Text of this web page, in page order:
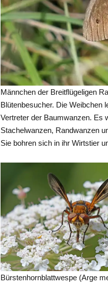
Männchen der Breitflügeligen
Blütenbesucher. Die Weibchen
Vertreter der Baumwanzen. Es
Stachelwanzen, Randwanzen
Sie bohren sich in ihr Wirtstier
Bürstenhornblattwespe (Arge